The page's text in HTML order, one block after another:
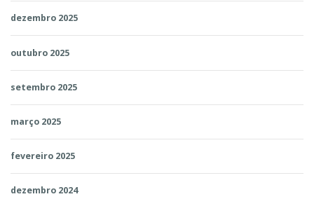
dezembro 2025
outubro 2025
setembro 2025
março 2025
fevereiro 2025
dezembro 2024